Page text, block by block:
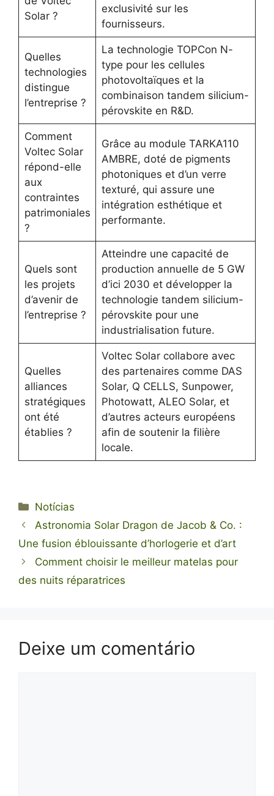
Solar ?
exclusivité sur les
fournisseurs.
Quelles
technologies
distingue
l’entreprise ?
La technologie TOPCon N-
type pour les cellules
photovoltaïques et la
combinaison tandem silicium-
pérovskite en R&D.
Comment
Voltec Solar
répond-elle
aux
contraintes
patrimoniales
?
Grâce au module TARKA110
AMBRE, doté de pigments
photoniques et d’un verre
texturé, qui assure une
intégration esthétique et
performante.
Quels sont
les projets
d’avenir de
l’entreprise ?
Atteindre une capacité de
production annuelle de 5 GW
d’ici 2030 et développer la
technologie tandem silicium-
pérovskite pour une
industrialisation future.
Quelles
alliances
stratégiques
ont été
établies ?
Voltec Solar collabore avec
des partenaires comme DAS
Solar, Q CELLS, Sunpower,
Photowatt, ALEO Solar, et
d’autres acteurs européens
afin de soutenir la filière
locale.
Categorias
Notícias
Astronomia Solar Dragon de Jacob & Co. :
Une fusion éblouissante d’horlogerie et d’art
Comment choisir le meilleur matelas pour
des nuits réparatrices
Deixe um comentário